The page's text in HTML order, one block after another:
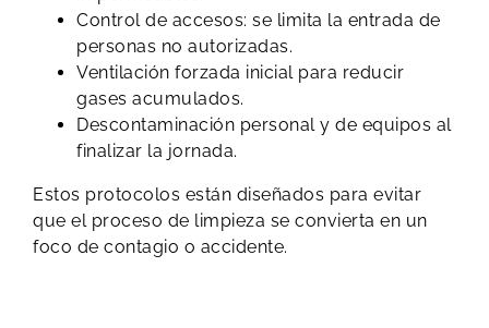
Control de accesos: se limita la entrada de
personas no autorizadas.
Ventilación forzada inicial para reducir
gases acumulados.
Descontaminación personal y de equipos al
finalizar la jornada.
Estos protocolos están diseñados para evitar
que el proceso de limpieza se convierta en un
foco de contagio o accidente.